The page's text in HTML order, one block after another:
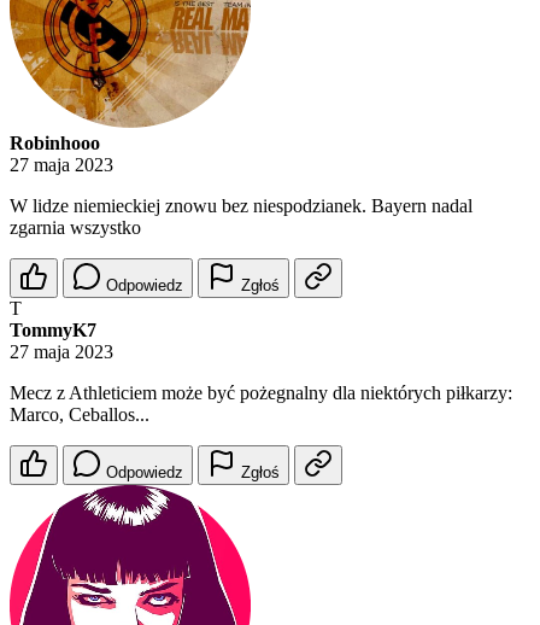
Robinhooo
27 maja 2023
W lidze niemieckiej znowu bez niespodzianek. Bayern nadal
zgarnia wszystko
Odpowiedz Zgłoś
T
TommyK7
27 maja 2023
Mecz z Athleticiem może być pożegnalny dla niektórych piłkarzy:
Marco, Ceballos...
Odpowiedz Zgłoś